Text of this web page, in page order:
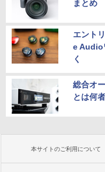
まとめ
エント
e Audio
く
総合オ
とは何
本サイトのご利用について